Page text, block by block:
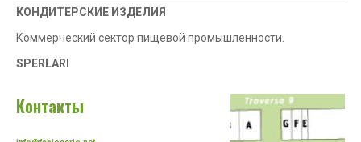
КОНДИТЕРСКИЕ ИЗДЕЛИЯ
Коммерческий сектор пищевой промышленности.
SPERLARI
Контакты